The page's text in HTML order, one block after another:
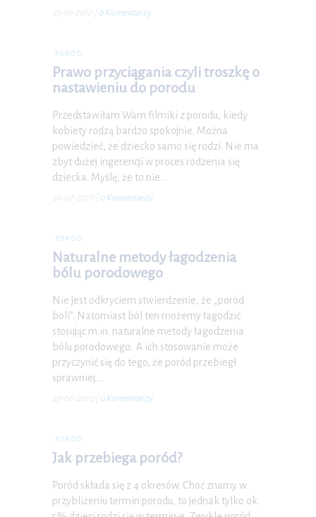
23-10-2010 0 Komentarzy
PORÓD
Prawo przyciągania czyli troszkę o
nastawieniu do porodu
Przedstawiłam Wam filmiki z porodu, kiedy
kobiety rodzą bardzo spokojnie. Można
powiedzieć, że dziecko samo się rodzi. Nie ma
zbyt dużej ingerencji w proces rodzenia się
dziecka. Myślę, że to nie…
26-07-2010 0 Komentarzy
PORÓD
Naturalne metody łagodzenia
bólu porodowego
Nie jest odkryciem stwierdzenie, że „poród
boli”. Natomiast ból ten możemy łagodzić
stosując m.in. naturalne metody łagodzenia
bólu porodowego. A ich stosowanie może
przyczynić się do tego, że poród przebiegł
sprawniej.…
25-06-2010 0 Komentarzy
PORÓD
Jak przebiega poród?
Poród składa się z 4 okresów. Choć znamy w
przybliżeniu termin porodu, to jednak tylko ok.